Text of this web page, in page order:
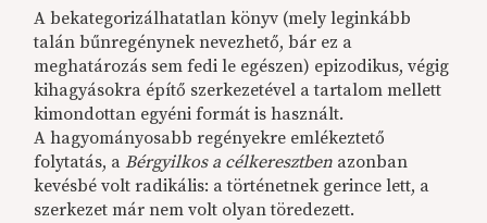
A bekategorizálhatatlan könyv (mely leginkább
talán bűnregénynek nevezhető, bár ez a
meghatározás sem fedi le egészen) epizodikus, végig
kihagyásokra építő szerkezetével a tartalom mellett
kimondottan egyéni formát is használt.
A hagyományosabb regényekre emlékeztető
folytatás, aBérgyilkos a célkeresztben azonban
kevésbé volt radikális: a történetnek gerince lett, a
szerkezet már nem volt olyan töredezett.